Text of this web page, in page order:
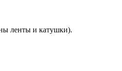
ленты и катушки).